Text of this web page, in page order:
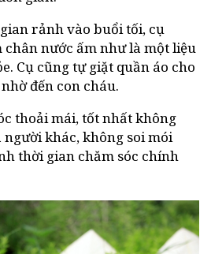
rảnh vào buổi tối, cụ
nước ấm như là một liệu
Cụ cũng tự giặt quần áo cho
đến con cháu.
thoải mái, tốt nhất không
người khác, không soi mói
thời gian chăm sóc chính